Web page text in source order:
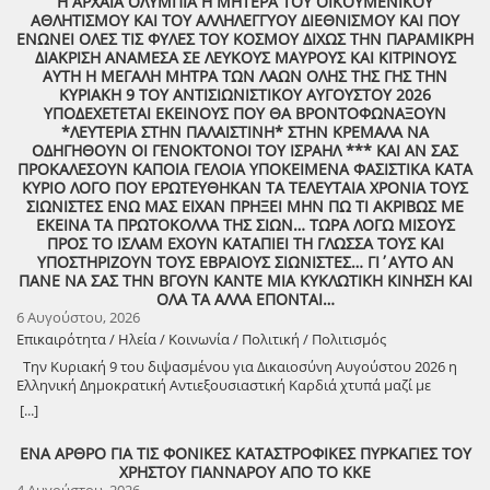
ΑΘΛΗΤΙΣΜΟΥ ΚΑΙ ΤΟΥ ΑΛΛΗΛΕΓΓΥΟΥ ΔΙΕΘΝΙΣΜΟΥ ΚΑΙ ΠΟΥ
ΕΝΩΝΕΙ ΟΛΕΣ ΤΙΣ ΦΥΛΕΣ ΤΟΥ ΚΟΣΜΟΥ ΔΙΧΩΣ ΤΗΝ ΠΑΡΑΜΙΚΡΗ
ΔΙΑΚΡΙΣΗ ΑΝΑΜΕΣΑ ΣΕ ΛΕΥΚΟΥΣ ΜΑΥΡΟΥΣ ΚΑΙ ΚΙΤΡΙΝΟΥΣ
ΑΥΤΗ Η ΜΕΓΑΛΗ ΜΗΤΡΑ ΤΩΝ ΛΑΩΝ ΟΛΗΣ ΤΗΣ ΓΗΣ ΤΗΝ
ΚΥΡΙΑΚΗ 9 ΤΟΥ ΑΝΤΙΣΙΩΝΙΣΤΙΚΟΥ ΑΥΓΟΥΣΤΟΥ 2026
ΥΠΟΔΕΧΕΤΕΤΑΙ ΕΚΕΙΝΟΥΣ ΠΟΥ ΘΑ ΒΡΟΝΤΟΦΩΝΑΞΟΥΝ
*ΛΕΥΤΕΡΙΑ ΣΤΗΝ ΠΑΛΑΙΣΤΙΝΗ* ΣΤΗΝ ΚΡΕΜΑΛΑ ΝΑ
ΟΔΗΓΗΘΟΥΝ ΟΙ ΓΕΝΟΚΤΟΝΟΙ ΤΟΥ ΙΣΡΑΗΛ *** ΚΑΙ ΑΝ ΣΑΣ
ΠΡΟΚΑΛΕΣΟΥΝ ΚΑΠΟΙΑ ΓΕΛΟΙΑ ΥΠΟΚΕΙΜΕΝΑ ΦΑΣΙΣΤΙΚΑ ΚΑΤΑ
ΚΥΡΙΟ ΛΟΓΟ ΠΟΥ ΕΡΩΤΕΥΘΗΚΑΝ ΤΑ ΤΕΛΕΥΤΑΙΑ ΧΡΟΝΙΑ ΤΟΥΣ
ΣΙΩΝΙΣΤΕΣ ΕΝΩ ΜΑΣ ΕΙΧΑΝ ΠΡΗΞΕΙ ΜΗΝ ΠΩ ΤΙ ΑΚΡΙΒΩΣ ΜΕ
ΕΚΕΙΝΑ ΤΑ ΠΡΩΤΟΚΟΛΛΑ ΤΗΣ ΣΙΩΝ… ΤΩΡΑ ΛΟΓΩ ΜΙΣΟΥΣ
ΠΡΟΣ ΤΟ ΙΣΛΑΜ ΕΧΟΥΝ ΚΑΤΑΠΙΕΙ ΤΗ ΓΛΩΣΣΑ ΤΟΥΣ ΚΑΙ
ΥΠΟΣΤΗΡΙΖΟΥΝ ΤΟΥΣ ΕΒΡΑΙΟΥΣ ΣΙΩΝΙΣΤΕΣ… ΓΙ΄ΑΥΤΟ ΑΝ
ΠΑΝΕ ΝΑ ΣΑΣ ΤΗΝ ΒΓΟΥΝ ΚΑΝΤΕ ΜΙΑ ΚΥΚΛΩΤΙΚΗ ΚΙΝΗΣΗ ΚΑΙ
ΟΛΑ ΤΑ ΑΛΛΑ ΕΠΟΝΤΑΙ…
6 Αυγούστου, 2026
Επικαιρότητα / Ηλεία / Κοινωνία / Πολιτική / Πολιτισμός
Την Κυριακή 9 του διψασμένου για Δικαιοσύνη Αυγούστου 2026 η
Ελληνική Δημοκρατική Αντιεξουσιαστική Καρδιά χτυπά μαζί με
ΟΛΟΥΣ τους Συναγωνιστές για την Παλαιστίνη μέρα Μνήμης και
Αγώνα!
[...]
ΕΝΑ ΑΡΘΡΟ ΓΙΑ ΤΙΣ ΦΟΝΙΚΕΣ ΚΑΤΑΣΤΡΟΦΙΚΕΣ ΠΥΡΚΑΓΙΕΣ ΤΟΥ
ΧΡΗΣΤΟΥ ΓΙΑΝΝΑΡΟΥ ΑΠΟ ΤΟ ΚΚΕ